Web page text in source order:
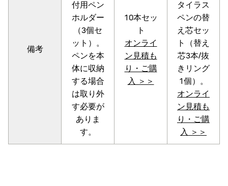
備考
付用ペン
ホルダー
（3個セ
ット）。
ペンを本
体に収納
する場合
は取り外
す必要が
ありま
す。
10本セッ
ト
オンライ
ン見積も
り・ご購
入 ＞＞
タイラス
ペンの替
え芯セッ
ト（替え
芯3本/抜
きリング
1個）。
オンライ
ン見積も
り・ご購
入 ＞＞